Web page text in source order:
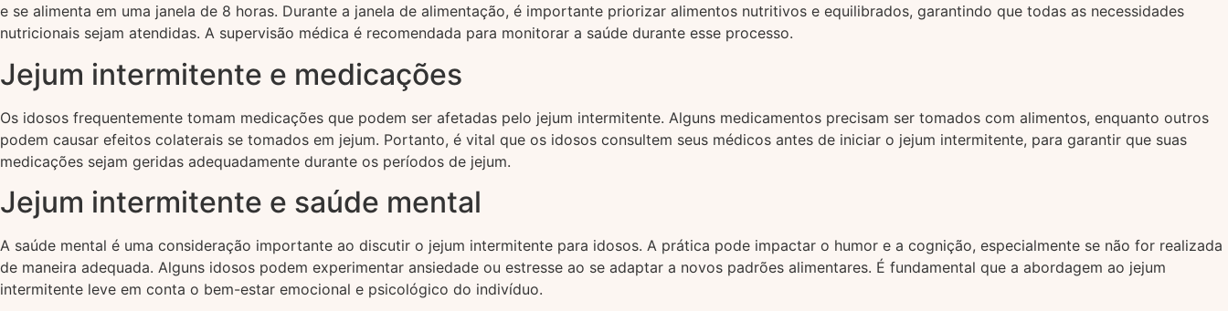
e se alimenta em uma janela de 8 horas. Durante a janela de alimentação, é importante priorizar alimentos nutritivos e equilibrados, garantindo que todas as necessidades
nutricionais sejam atendidas. A supervisão médica é recomendada para monitorar a saúde durante esse processo.
Jejum intermitente e medicações
Os idosos frequentemente tomam medicações que podem ser afetadas pelo jejum intermitente. Alguns medicamentos precisam ser tomados com alimentos, enquanto outros
podem causar efeitos colaterais se tomados em jejum. Portanto, é vital que os idosos consultem seus médicos antes de iniciar o jejum intermitente, para garantir que suas
medicações sejam geridas adequadamente durante os períodos de jejum.
Jejum intermitente e saúde mental
A saúde mental é uma consideração importante ao discutir o jejum intermitente para idosos. A prática pode impactar o humor e a cognição, especialmente se não for realizada
de maneira adequada. Alguns idosos podem experimentar ansiedade ou estresse ao se adaptar a novos padrões alimentares. É fundamental que a abordagem ao jejum
intermitente leve em conta o bem-estar emocional e psicológico do indivíduo.